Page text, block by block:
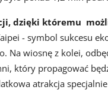
dzięki któremu
- symbol sukcesu
Na wiosnę z kolei,
który propagować
atrakcja